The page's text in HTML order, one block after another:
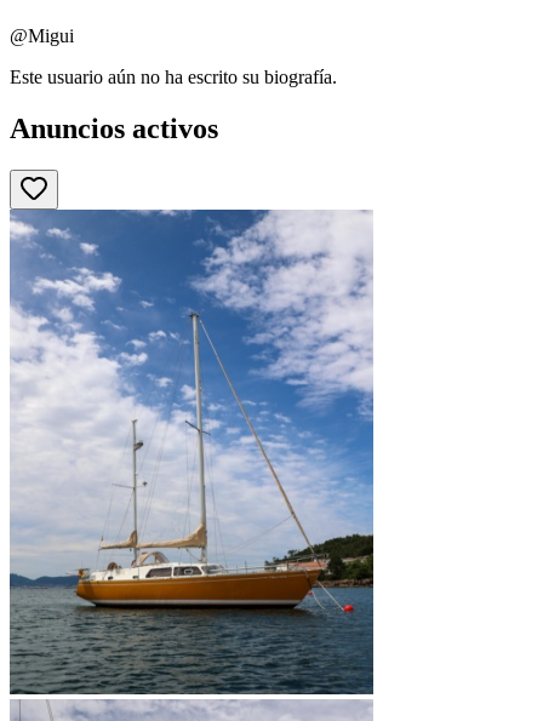
@Migui
Este usuario aún no ha escrito su biografía.
Anuncios activos